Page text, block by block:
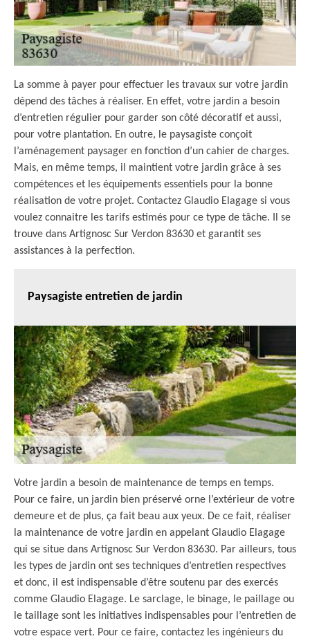
La somme à payer pour effectuer les travaux sur votre jardin
dépend des tâches à réaliser. En effet, votre jardin a besoin
d’entretien régulier pour garder son côté décoratif et aussi,
pour votre plantation. En outre, le paysagiste conçoit
l’aménagement paysager en fonction d’un cahier de charges.
Mais, en même temps, il maintient votre jardin grâce à ses
compétences et les équipements essentiels pour la bonne
réalisation de votre projet. Contactez Glaudio Elagage si vous
voulez connaitre les tarifs estimés pour ce type de tâche. Il se
trouve dans Artignosc Sur Verdon 83630 et garantit ses
assistances à la perfection.
Paysagiste entretien de jardin
Votre jardin a besoin de maintenance de temps en temps.
Pour ce faire, un jardin bien préservé orne l’extérieur de votre
demeure et de plus, ça fait beau aux yeux. De ce fait, réaliser
la maintenance de votre jardin en appelant Glaudio Elagage
qui se situe dans Artignosc Sur Verdon 83630. Par ailleurs, tous
les types de jardin ont ses techniques d’entretien respectives
et donc, il est indispensable d’être soutenu par des exercés
comme Glaudio Elagage. Le sarclage, le binage, le paillage ou
le taillage sont les initiatives indispensables pour l’entretien de
votre espace vert. Pour ce faire, contactez les ingénieurs du